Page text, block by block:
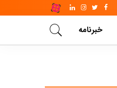
خبرنامه